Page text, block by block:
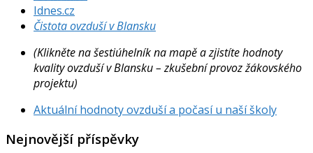
Idnes.cz
Čistota ovzduší v Blansku
(Klikněte na šestiúhelník na mapě a zjistíte hodnoty
kvality ovzduší v Blansku – zkušební provoz žákovského
projektu)
Aktuální hodnoty ovzduší a počasí u naší školy
Nejnovější příspěvky